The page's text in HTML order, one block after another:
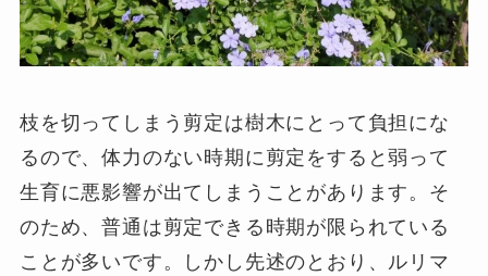
枝を切ってしまう剪定は樹木にとって負担にな
るので、体力のない時期に剪定をすると弱って
生育に悪影響が出てしまうことがあります。そ
のため、普通は剪定できる時期が限られている
ことが多いです。しかし先述のとおり、ルリマ